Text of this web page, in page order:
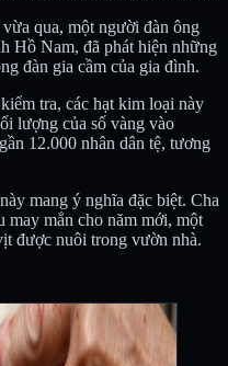
vừa qua, một người đàn ông
Hồ Nam, đã phát hiện những
đàn gia cầm của gia đình.
tra, các hạt kim loại này
lượng của số vàng vào
12.000 nhân dân tệ, tương
mang ý nghĩa đặc biệt. Cha
may mắn cho năm mới, một
được nuôi trong vườn nhà.